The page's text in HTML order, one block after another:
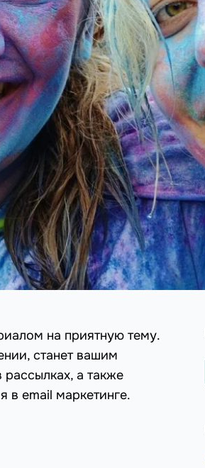
на приятную тему.
станет вашим
а также
в email маркетинге.